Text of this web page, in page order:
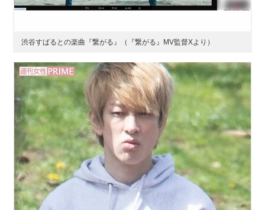
渋谷すばるとの楽曲『繋がる』（『繋がる』MV監督Xより）